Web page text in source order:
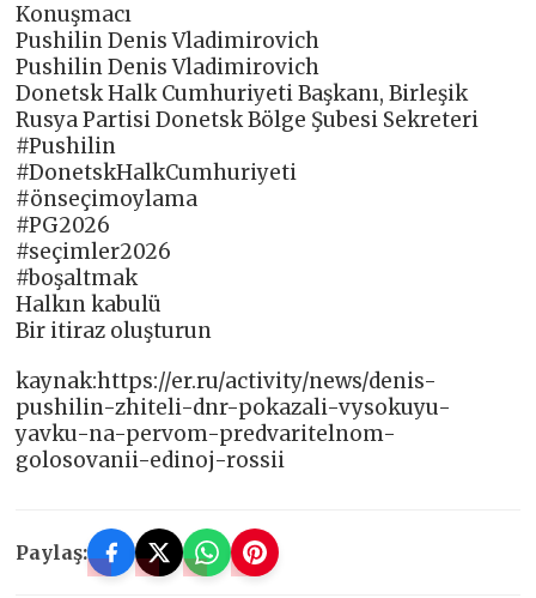
Konuşmacı
Pushilin Denis Vladimirovich
Pushilin Denis Vladimirovich
Donetsk Halk Cumhuriyeti Başkanı, Birleşik
Rusya Partisi Donetsk Bölge Şubesi Sekreteri
#Pushilin
#DonetskHalkCumhuriyeti
#önseçimoylama
#PG2026
#seçimler2026
#boşaltmak
Halkın kabulü
Bir itiraz oluşturun
kaynak:https://er.ru/activity/news/denis-
pushilin-zhiteli-dnr-pokazali-vysokuyu-
yavku-na-pervom-predvaritelnom-
golosovanii-edinoj-rossii
Paylaş: